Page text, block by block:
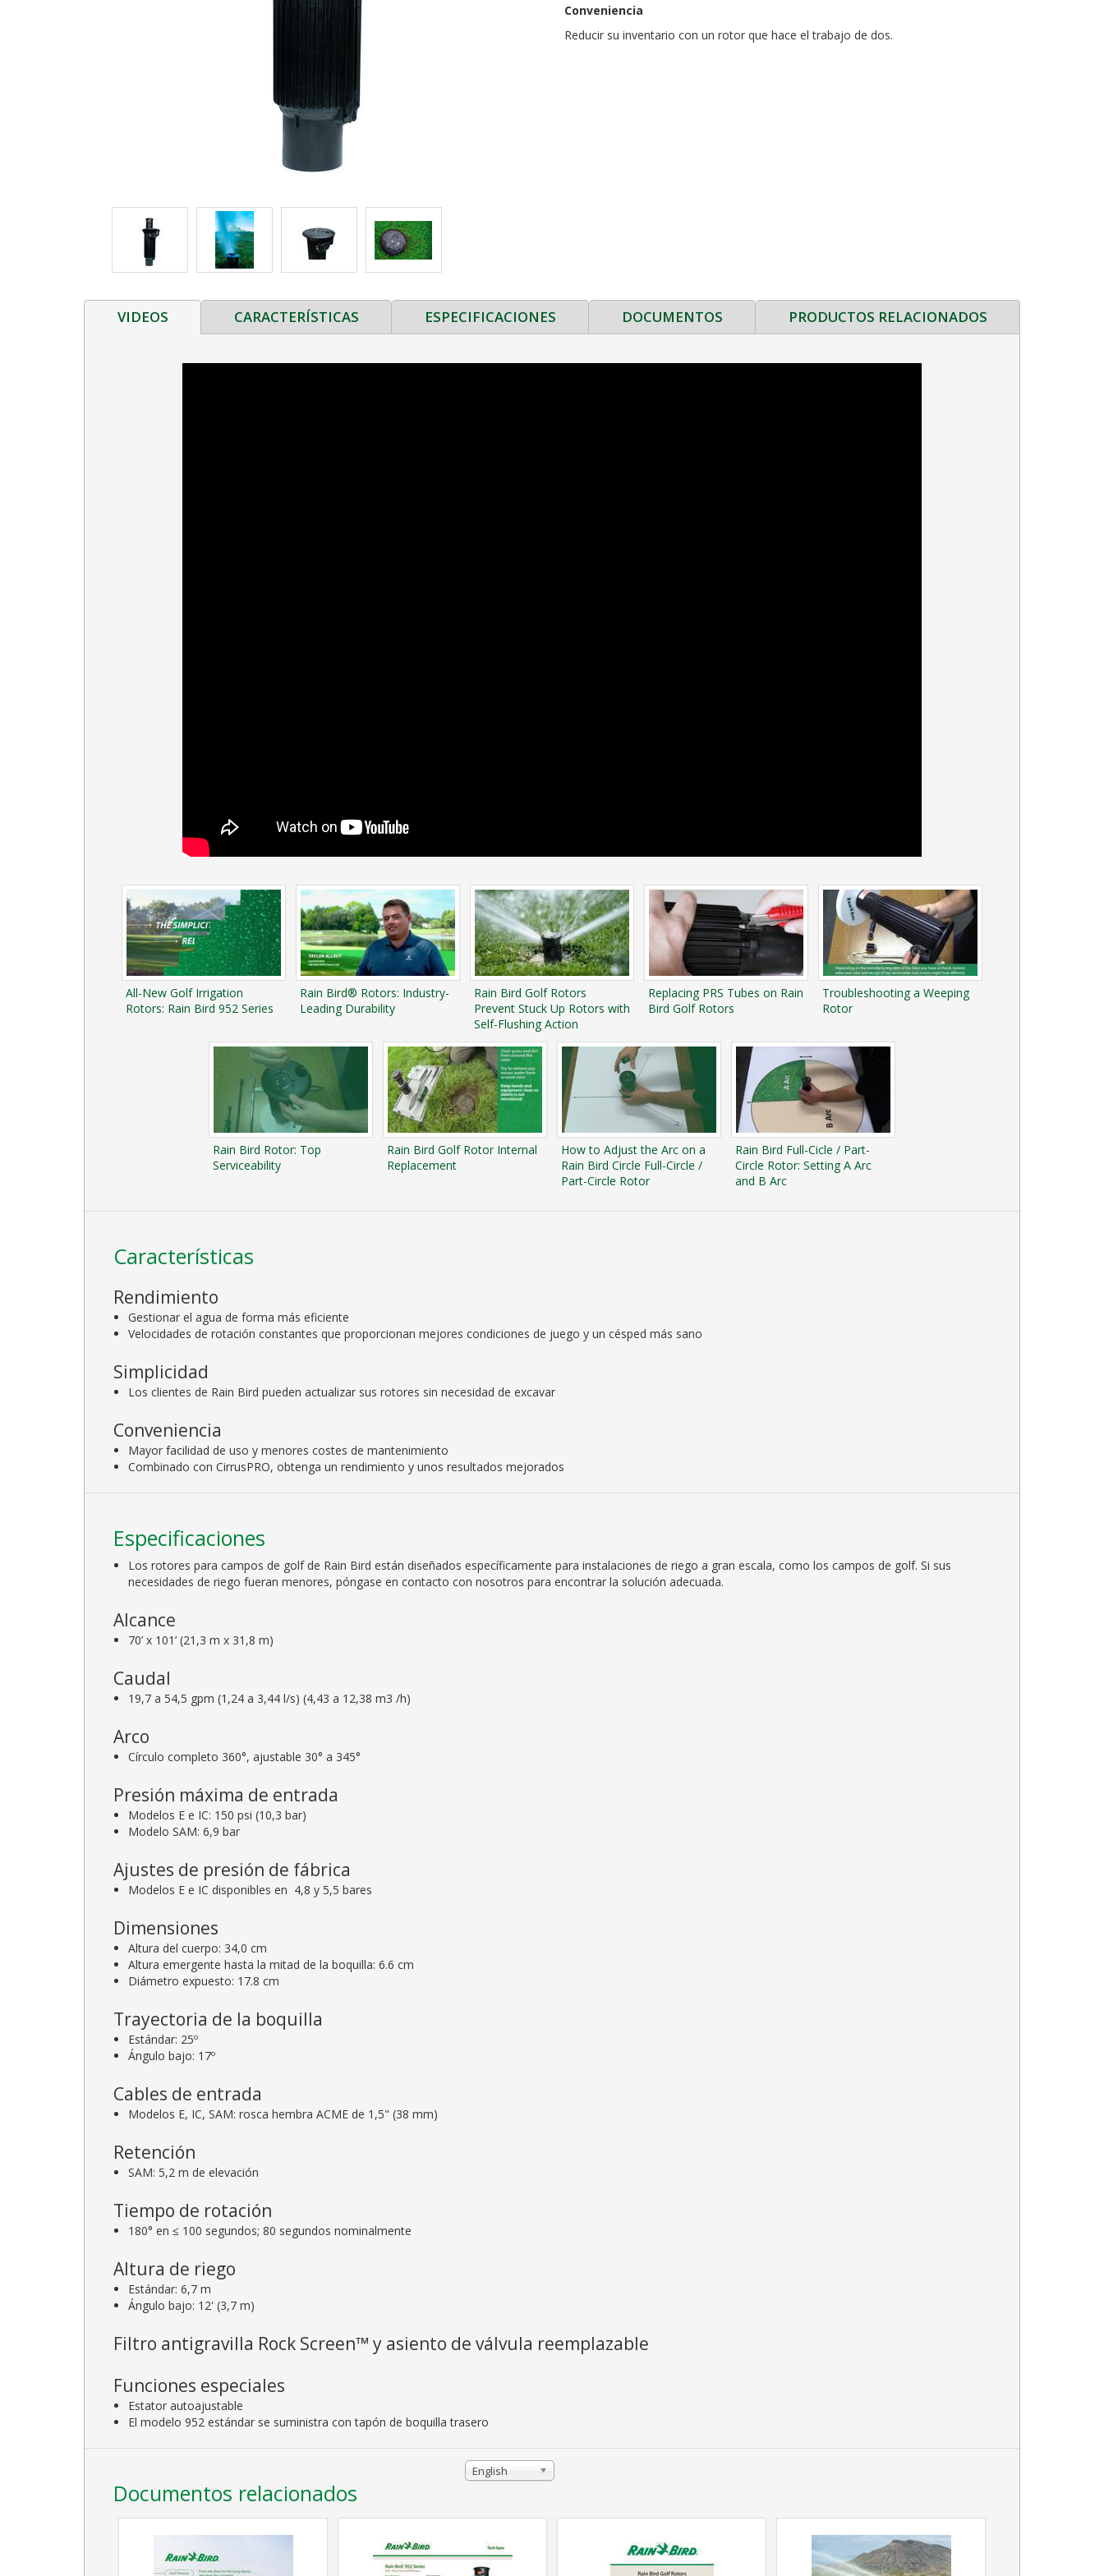
Conveniencia
Reducir su inventario con un rotor que hace el trabajo de dos.
VIDEOS CARACTERÍSTICAS ESPECIFICACIONES DOCUMENTOS PRODUCTOS RELACIONADOS
All-New Golf Irrigation
Rotors: Rain Bird 952 Series
Rain Bird® Rotors: Industry-
Leading Durability
Rain Bird Golf Rotors
Prevent Stuck Up Rotors with
Self-Flushing Action
Replacing PRS Tubes on Rain
Bird Golf Rotors
Troubleshooting a Weeping
Rotor
Rain Bird Rotor: Top
Serviceability
Rain Bird Golf Rotor Internal
Replacement
How to Adjust the Arc on a
Rain Bird Circle Full-Circle /
Part-Circle Rotor
Rain Bird Full-Cicle / Part-
Circle Rotor: Setting A Arc
and B Arc
Características
Rendimiento
Gestionar el agua de forma más eficiente
Velocidades de rotación constantes que proporcionan mejores condiciones de juego y un césped más sano
Simplicidad
Los clientes de Rain Bird pueden actualizar sus rotores sin necesidad de excavar
Conveniencia
Mayor facilidad de uso y menores costes de mantenimiento
Combinado con CirrusPRO, obtenga un rendimiento y unos resultados mejorados
Especificaciones
Los rotores para campos de golf de Rain Bird están diseñados específicamente para instalaciones de riego a gran escala, como los campos de golf. Si sus
necesidades de riego fueran menores, póngase en contacto con nosotros para encontrar la solución adecuada.
Alcance
70’ x 101’ (21,3 m x 31,8 m)
Caudal
19,7 a 54,5 gpm (1,24 a 3,44 l/s) (4,43 a 12,38 m3 /h)
Arco
Círculo completo 360°, ajustable 30° a 345°
Presión máxima de entrada
Modelos E e IC: 150 psi (10,3 bar)
Modelo SAM: 6,9 bar
Ajustes de presión de fábrica
Modelos E e IC disponibles en 4,8 y 5,5 bares
Dimensiones
Altura del cuerpo: 34,0 cm
Altura emergente hasta la mitad de la boquilla: 6.6 cm
Diámetro expuesto: 17.8 cm
Trayectoria de la boquilla
Estándar: 25º
Ángulo bajo: 17º
Cables de entrada
Modelos E, IC, SAM: rosca hembra ACME de 1,5" (38 mm)
Retención
SAM: 5,2 m de elevación
Tiempo de rotación
180° en ≤ 100 segundos; 80 segundos nominalmente
Altura de riego
Estándar: 6,7 m
Ángulo bajo: 12' (3,7 m)
Filtro antigravilla Rock Screen™ y asiento de válvula reemplazable
Funciones especiales
Estator autoajustable
El modelo 952 estándar se suministra con tapón de boquilla trasero
Documentos relacionados
English